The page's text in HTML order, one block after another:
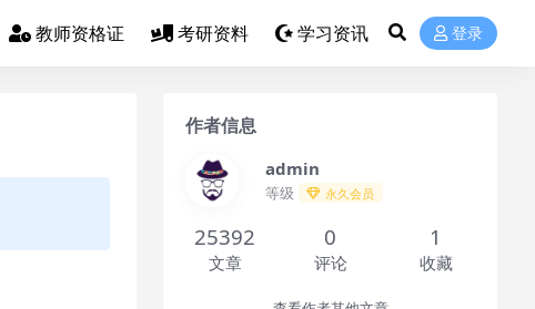
教师资格证 考研资料 学习资讯 登录
作者信息
admin
等级 永久会员
25392
文章
0
评论
1
收藏